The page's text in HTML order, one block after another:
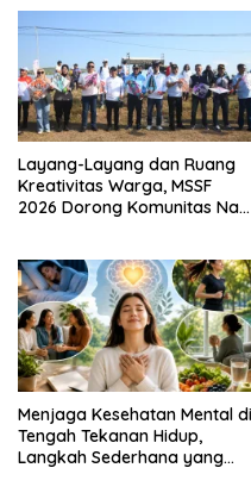
Layang-Layang dan Ruang
Kreativitas Warga, MSSF
2026 Dorong Komunitas Naik
Menjaga Kesehatan Mental di
Tengah Tekanan Hidup,
Langkah Sederhana yang